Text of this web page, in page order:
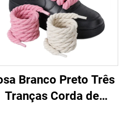
Branco Preto Três
Tranças Corda de